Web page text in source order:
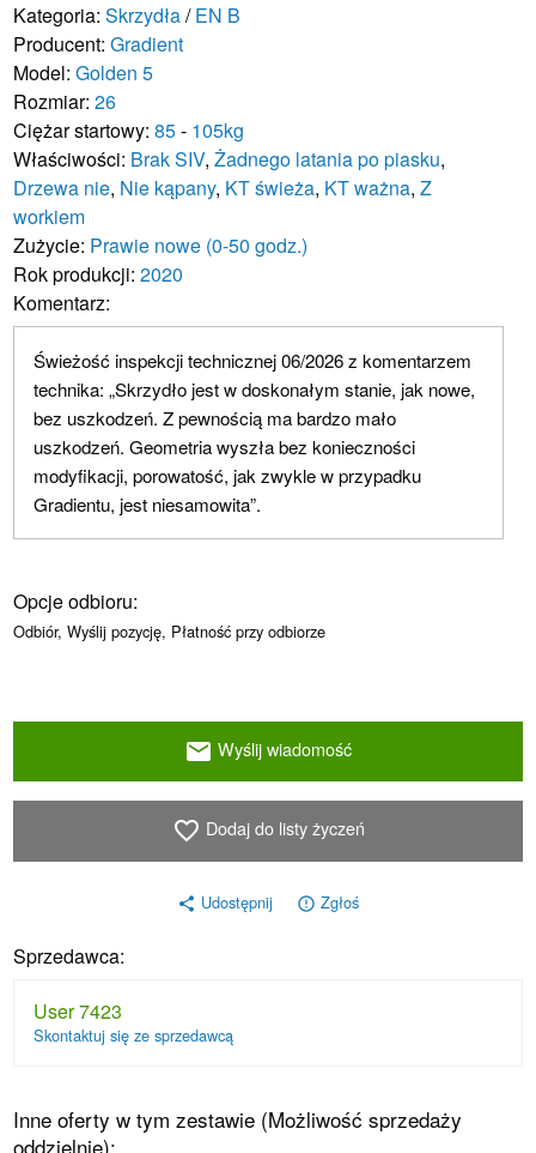
Kategoria:Skrzydła/EN B
Producent:Gradient
Model:Golden 5
Rozmiar:26
Ciężar startowy:85- 105kg
Właściwości: Brak SIV,Żadnego latania po piasku,
Drzewa nie, Nie kąpany, KT świeża, KT ważna,Z
workiem
Zużycie: Prawie nowe (0-50 godz.)
Rok produkcji:2020
Komentarz:
Świeżość inspekcji technicznej 06/2026 z komentarzem
technika: „Skrzydło jest w doskonałym stanie, jak nowe,
bez uszkodzeń. Z pewnością ma bardzo mało
uszkodzeń. Geometria wyszła bez konieczności
modyfikacji, porowatość, jak zwykle w przypadku
Gradientu, jest niesamowita”.
Opcje odbioru:
Odbiór, Wyślij pozycję, Płatność przy odbiorze
email Wyślij wiadomość
favorite_border Dodaj do listy życzeń
share Udostępnij error_outline Zgłoś
Sprzedawca:
User 7423
Skontaktuj się ze sprzedawcą
Inne oferty w tym zestawie (Możliwość sprzedaży
oddzielnie):